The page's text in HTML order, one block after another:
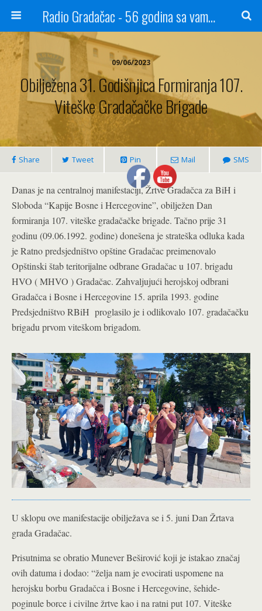
Radio Gradačac - 56 godina sa vama...
09/06/2023
Obilježena 31. Godišnjica Formiranja 107.
Viteške Gradačačke Brigade
Share Tweet Pin Mail SMS
Danas je na centralnoj manifestaciji, Žrtve Gradačca za BiH i
Sloboda “Kapije Bosne i Hercegovine”, obilježen Dan
formiranja 107. viteške gradačačke brigade. Tačno prije 31
godinu (09.06.1992. godine) donešena je strateška odluka kada
je Ratno predsjedništvo opštine Gradačac preimenovalo
Opštinski štab teritorijalne odbrane Gradačac u 107. brigadu
HVO ( MHVO ) Gradačac. Zahvaljujući herojskoj odbrani
Gradačca i Bosne i Hercegovine 15. aprila 1993. godine
Predsjedništvo RBiH proglasilo je i odlikovalo 107. gradačačku
brigadu prvom viteškom brigadom.
U sklopu ove manifestacije obilježava se i 5. juni Dan Žrtava
grada Gradačac.
Prisutnima se obratio Munever Beširović koji je istakao značaj
ovih datuma i dodao: “želja nam je evocirati uspomene na
herojsku borbu Gradačca i Bosne i Hercegovine, šehide-
poginule borce i civilne žrtve kao i na ratni put 107. Viteške